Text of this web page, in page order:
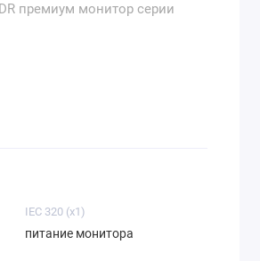
премиум монитор серии
IEC 320 (x1)
питание монитора